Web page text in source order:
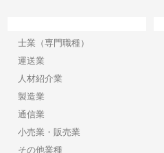
士業（専門職種）
運送業
人材紹介業
製造業
通信業
小売業・販売業
その他業種